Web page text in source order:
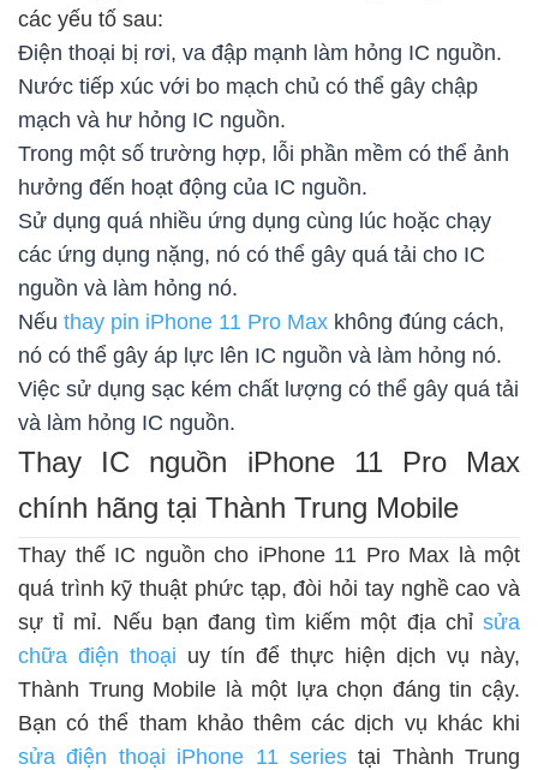
các yếu tố sau:
Điện thoại bị rơi, va đập mạnh làm hỏng IC nguồn.
Nước tiếp xúc với bo mạch chủ có thể gây chập
mạch và hư hỏng IC nguồn.
Trong một số trường hợp, lỗi phần mềm có thể ảnh
hưởng đến hoạt động của IC nguồn.
Sử dụng quá nhiều ứng dụng cùng lúc hoặc chạy
các ứng dụng nặng, nó có thể gây quá tải cho IC
nguồn và làm hỏng nó.
Nếu thay pin iPhone 11 Pro Max không đúng cách,
nó có thể gây áp lực lên IC nguồn và làm hỏng nó.
Việc sử dụng sạc kém chất lượng có thể gây quá tải
và làm hỏng IC nguồn.
Thay IC nguồn iPhone 11 Pro Max
chính hãng tại Thành Trung Mobile
Thay thế IC nguồn cho iPhone 11 Pro Max là một
quá trình kỹ thuật phức tạp, đòi hỏi tay nghề cao và
sự tỉ mỉ. Nếu bạn đang tìm kiếm một địa chỉ sửa
chữa điện thoại uy tín để thực hiện dịch vụ này,
Thành Trung Mobile là một lựa chọn đáng tin cậy.
Bạn có thể tham khảo thêm các dịch vụ khác khi
sửa điện thoại iPhone 11 seriestại Thành Trung